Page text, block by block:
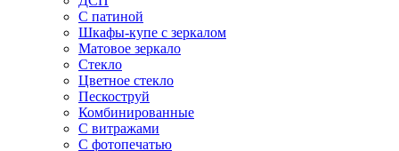
С патиной
Шкафы-купе с зеркалом
Матовое зеркало
Стекло
Цветное стекло
Пескоструй
Комбинированные
С витражами
С фотопечатью